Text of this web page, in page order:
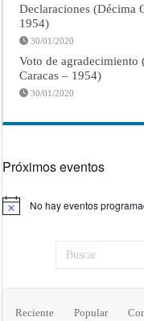
Declaraciones (Décima
1954)
30/01/2020
Voto de agradecimiento
Caracas – 1954)
30/01/2020
Próximos eventos
Aviso No hay eventos
Reciente Popular